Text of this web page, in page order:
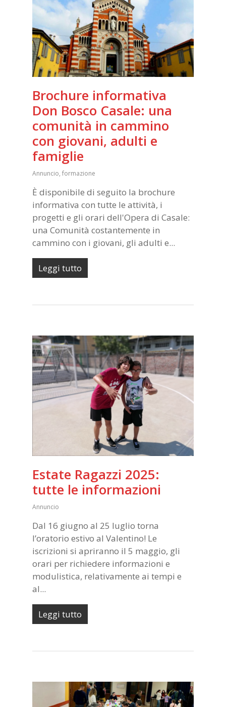
Brochure informativa
Don Bosco Casale: una
comunità in cammino
con giovani, adulti e
famiglie
Annuncio, formazione
È disponibile di seguito la brochure
informativa con tutte le attività, i
progetti e gli orari dell'Opera di Casale:
una Comunità costantemente in
cammino con i giovani, gli adulti e...
Leggi tutto
Estate Ragazzi 2025:
tutte le informazioni
Annuncio
Dal 16 giugno al 25 luglio torna
l’oratorio estivo al Valentino! Le
iscrizioni si apriranno il 5 maggio, gli
orari per richiedere informazioni e
modulistica, relativamente ai tempi e
al...
Leggi tutto